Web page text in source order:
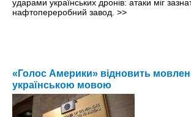
ударами українських дронів: атаки міг
нафтопереробний завод. >>
«Голос Америки» відновить
українською мовою